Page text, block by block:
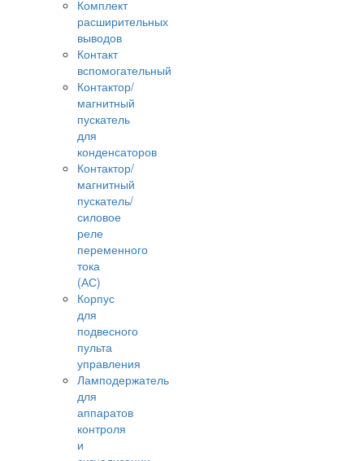
Комплект
расширительных
выводов
Контакт
вспомогательный
Контактор/
магнитный
пускатель
для
конденсаторов
Контактор/
магнитный
пускатель/
силовое
реле
переменного
тока
(АС)
Корпус
для
подвесного
пульта
управления
Ламподержатель
для
аппаратов
контроля
и